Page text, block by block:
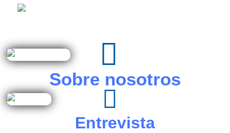
mejorar la vida de
alguien."
Sobre nosotros
Entrevista